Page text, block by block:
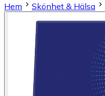
Hem
Skönhet & Hälsa